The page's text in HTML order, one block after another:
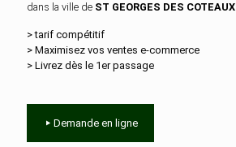
dans la ville de ST GEORGES DES COTEAUX
> tarif compétitif
> Maximisez vos ventes e‑commerce
> Livrez dès le 1er passage
Demande en ligne